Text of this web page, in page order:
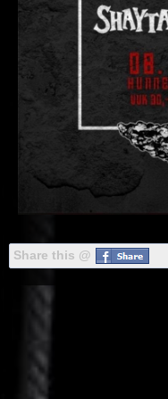
Share this @